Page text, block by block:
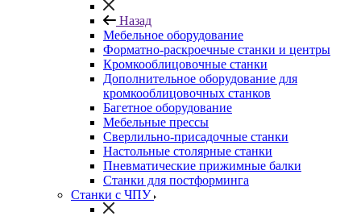
Назад
Мебельное оборудование
Форматно-раскроечные станки и центры
Кромкооблицовочные станки
Дополнительное оборудование для
кромкооблицовочных станков
Багетное оборудование
Мебельные прессы
Сверлильно-присадочные станки
Настольные столярные станки
Пневматические прижимные балки
Станки для постформинга
Станки с ЧПУ